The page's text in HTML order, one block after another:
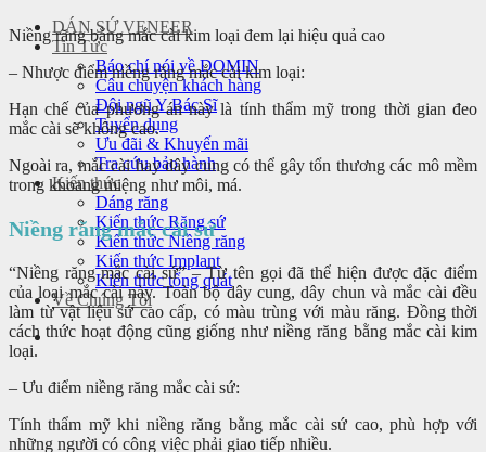
DÁN SỨ VENEER
Tin Tức
Báo chí nói về DOMIN
Câu chuyện khách hàng
Đội ngũ Y Bác Sĩ
Tuyển dụng
Ưu đãi & Khuyến mãi
Tra cứu bảo hành
Kiến thức
Dáng răng
Kiến thức Răng sứ
Kiến thức Niềng răng
Kiến thức Implant
Kiến thức tổng quát
Về Chúng Tôi
Niềng răng bằng mắc cài kim loại đem lại hiệu quả cao
– Nhược điểm niềng răng mắc cài kim loại:
Hạn chế của phương án này là tính thẩm mỹ trong thời gian đeo
mắc cài sẽ không cao.
Ngoài ra, mắc cài hay dây cung có thể gây tổn thương các mô mềm
trong khoang miệng như môi, má.
Niềng răng mắc cài sứ
“Niềng răng mắc cài sứ” – Từ tên gọi đã thể hiện được đặc điểm
của loại mắc cài này. Toàn bộ dây cung, dây chun và mắc cài đều
làm từ vật liệu sứ cao cấp, có màu trùng với màu răng. Đồng thời
cách thức hoạt động cũng giống như niềng răng bằng mắc cài kim
loại.
– Ưu điểm niềng răng mắc cài sứ:
Tính thẩm mỹ khi niềng răng bằng mắc cài sứ cao, phù hợp với
những người có công việc phải giao tiếp nhiều.